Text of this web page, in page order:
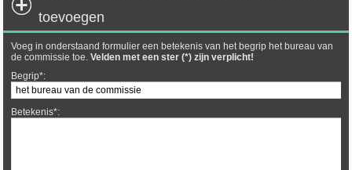
toevoegen
Voeg in onderstaand formulier een betekenis van het begrip het bureau van
de commissie toe.Velden met een ster (*) zijn verplicht!
Begrip*:
Betekenis*: